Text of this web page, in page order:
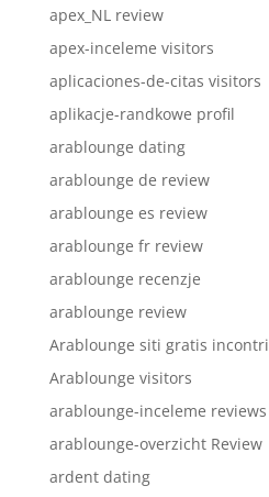
apex_NL review
apex-inceleme visitors
aplicaciones-de-citas visitors
aplikacje-randkowe profil
arablounge dating
arablounge de review
arablounge es review
arablounge fr review
arablounge recenzje
arablounge review
Arablounge siti gratis incontri
Arablounge visitors
arablounge-inceleme reviews
arablounge-overzicht Review
ardent dating